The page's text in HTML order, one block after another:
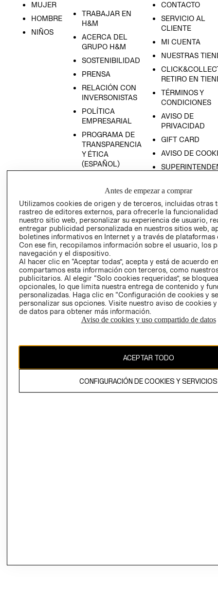
MUJER
HOMBRE
NIÑOS
TRABAJAR EN
H&M
ACERCA DEL
GRUPO H&M
SOSTENIBILIDAD
PRENSA
RELACIÓN CON
INVERSONISTAS
POLÍTICA
EMPRESARIAL
PROGRAMA DE
TRANSPARENCIA
Y ÉTICA
(ESPAÑOL)
TRANSPARENCIA
CONTACTO
SERVICIO AL
CLIENTE
MI CUENTA
NUESTRAS
RETIRO EN
TÉRMINOS Y
CONDICIONES
AVISO DE
PRIVACIDAD
GIFT CARD
AVISO DE
PETICIONES
QUEJAS Y
RECLAMOS
Colombia ($)
CAMBIAR REGIÓN
El contenido de esta página web está protegido por copyright y es
propiedad de H&M Hennes & Mauritz AB.
Antes de empezar a comprar
Utilizamos cookies de origen y de terceros, incluidas otras
rastreo de editores externos, para ofrecerle la
nuestro sitio web, personalizar su experiencia de usuario,
entregar publicidad personalizada en nuestros sitios web,
boletines informativos en Internet y a través de plataformas
Con ese fin, recopilamos información sobre el usuario, los
navegación y el dispositivo.
Al hacer clic en “Aceptar todas”, acepta y está de acuerdo
compartamos esta información con terceros, como
publicitarios. Al elegir “Solo cookies requeridas”, se
opcionales, lo que limita nuestra entrega de contenido y
personalizadas. Haga clic en “Configuración de cookies y
personalizar sus opciones. Visite nuestro aviso de cookies
de datos para obtener más información.
Aviso de cookies y uso compartido de datos
ACEPTAR TODO
CONFIGURACIÓN DE COOKIES Y SERVICIOS